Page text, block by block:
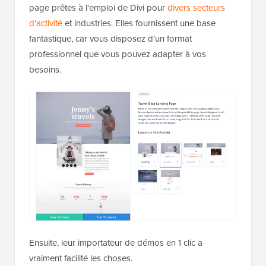
page prêtes à l'emploi de Divi pourdivers secteurs
d'activitéet industries. Elles fournissent une base
fantastique, car vous disposez d'un format
professionnel que vous pouvez adapter à vos
besoins.
Ensuite, leur importateur de démos en 1 clic a
vraiment facilité les choses.